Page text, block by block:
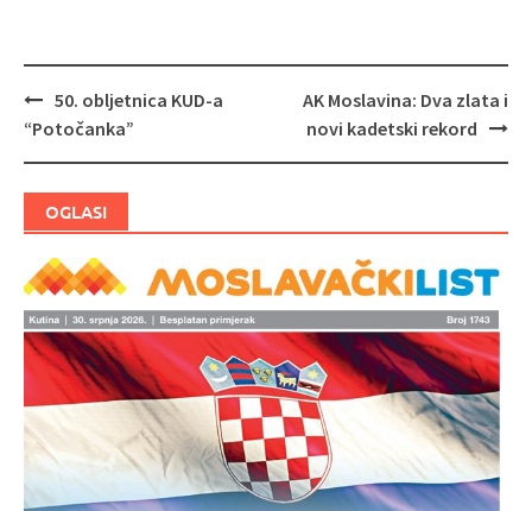
Navigacija
50. obljetnica KUD-a
“Potočanka”
AK Moslavina: Dva zlata i
novi kadetski rekord
OGLASI